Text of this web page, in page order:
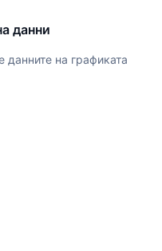
данни
на графиката